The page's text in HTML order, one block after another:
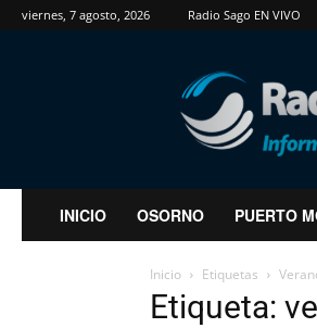
viernes, 7 agosto, 2026 Radio Sago EN VIVO
RadioSago
INICIO OSORNO PUERTO
Inicio Etiquetas
Etiqueta: